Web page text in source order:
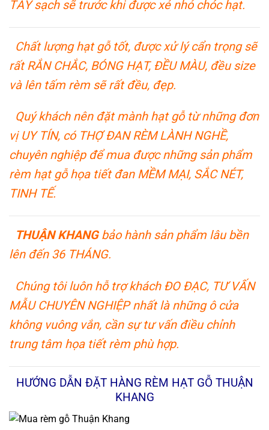
TẨY sạch sẽ trước khi được xẻ nhỏ chóc hạt.
Chất lượng hạt gỗ tốt, được xử lý cẩn trọng sẽ
rất RẮN CHẮC, BÓNG HẠT, ĐỀU MÀU, đều size
và lên tấm rèm sẽ rất đều, đẹp.
Quý khách nên đặt mành hạt gỗ từ những đơn
vị UY TÍN, có THỢ ĐAN RÈM LÀNH NGHỀ,
chuyên nghiệp để mua được những sản phẩm
rèm hạt gỗ họa tiết đan MỀM MẠI, SẮC NÉT,
TINH TẾ.
THUẬN KHANGbảo hành sản phẩm lâu bền
lên đến 36 THÁNG.
Chúng tôi luôn hỗ trợ khách ĐO ĐẠC, TƯ VẤN
MẪU CHUYÊN NGHIỆP nhất là những ô cửa
không vuông vắn, cần sự tư vấn điều chỉnh
trung tâm họa tiết rèm phù hợp.
HƯỚNG DẪN ĐẶT HÀNG RÈM HẠT GỖ THUẬN
KHANG